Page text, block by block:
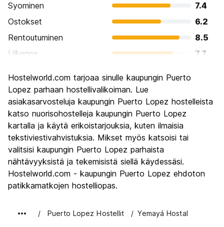
Syominen
7.4
Ostokset
6.2
Rentoutuminen
8.5
Liikenne
7.7
Kulttuuri
Yöelämä
6.2
Rahanarvoinen
Hostelworld.com tarjoaa sinulle kaupungin Puerto
Lopez parhaan hostellivalikoiman. Lue
asiakasarvosteluja kaupungin Puerto Lopez hostelleista
katso nuorisohostelleja kaupungin Puerto Lopez
kartalla ja käytä erikoistarjouksia, kuten ilmaisia
tekstiviestivahvistuksia. Mikset myös katsoisi tai
valitsisi kaupungin Puerto Lopez parhaista
nähtävyyksistä ja tekemisistä siellä käydessäsi.
Hostelworld.com - kaupungin Puerto Lopez ehdoton
patikkamatkojen hostelliopas.
Puerto Lopez Hostellit Yemayá Hostal